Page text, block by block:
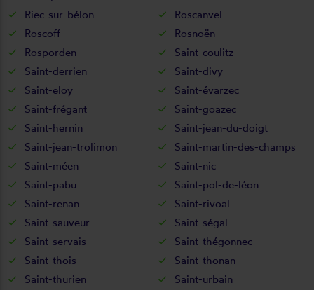
Riec-sur-bélon
Roscanvel
Roscoff
Rosnoën
Rosporden
Saint-coulitz
Saint-derrien
Saint-divy
Saint-eloy
Saint-évarzec
Saint-frégant
Saint-goazec
Saint-hernin
Saint-jean-du-doigt
Saint-jean-trolimon
Saint-martin-des-champs
Saint-méen
Saint-nic
Saint-pabu
Saint-pol-de-léon
Saint-renan
Saint-rivoal
Saint-sauveur
Saint-ségal
Saint-servais
Saint-thégonnec
Saint-thois
Saint-thonan
Saint-thurien
Saint-urbain